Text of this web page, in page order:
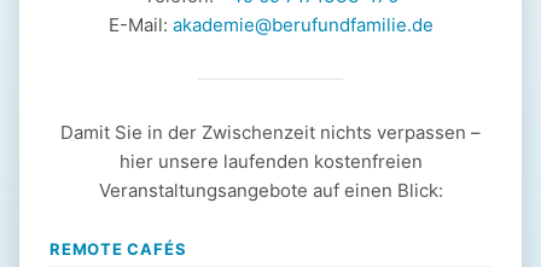
E-Mail: akademie@berufundfamilie.de
Damit Sie in der Zwischenzeit nichts verpassen –
hier unsere laufenden kostenfreien
Veranstaltungsangebote auf einen Blick:
REMOTE CAFÉS